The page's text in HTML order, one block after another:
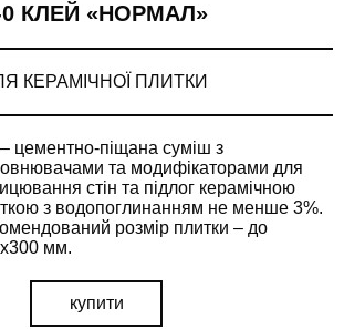
0 КЛЕЙ «НОРМАЛ»
КЕРАМІЧНОЇ ПЛИТКИ
цементно-піщана суміш з
та модифікаторами для
стін та підлог керамічною
з водопоглинанням не менше 3%.
розмір плитки – до
мм.
купити